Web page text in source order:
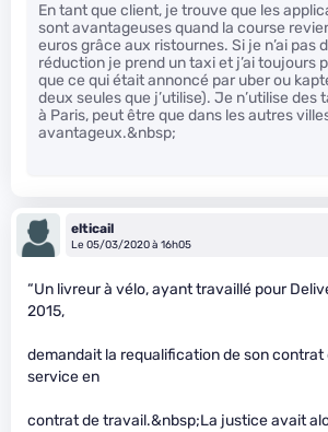
En tant que client, je trouve que les
sont avantageuses quand la course
euros grâce aux ristournes. Si je n’ai pas
réduction je prend un taxi et j’ai toujours
que ce qui était annoncé par uber ou
deux seules que j’utilise). Je n’utilise des
à Paris, peut être que dans les autres
avantageux.&nbsp;
elticail
Le 05/03/2020 à 16h05
“Un livreur à vélo, ayant travaillé pour
2015,
demandait la requalification de son
service en
contrat de travail.&nbsp;La justice avait